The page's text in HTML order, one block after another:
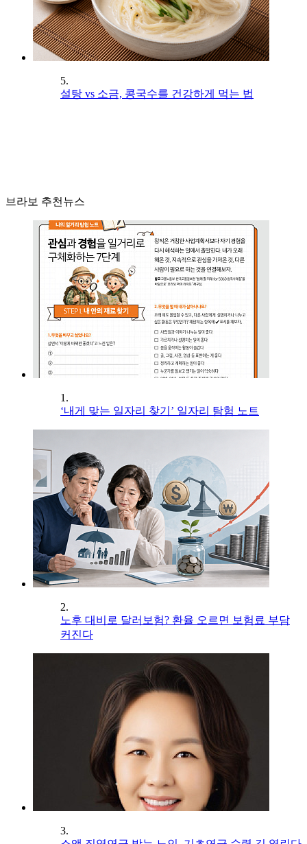
5.
설탕 vs 소금, 콩국수를 건강하게 먹는 법
브라보 추천뉴스
1.
‘내게 맞는 일자리 찾기’ 일자리 탐험 노트
2.
노후 대비로 달러보험? 환율 오르면 보험료 부담
커진다
3.